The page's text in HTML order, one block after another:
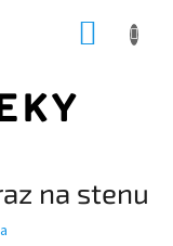
na stenu